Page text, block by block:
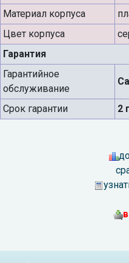
Материал корпуса
Цвет корпуса
Гарантия
Гарантийное
обслуживание
Срок гарантии 2